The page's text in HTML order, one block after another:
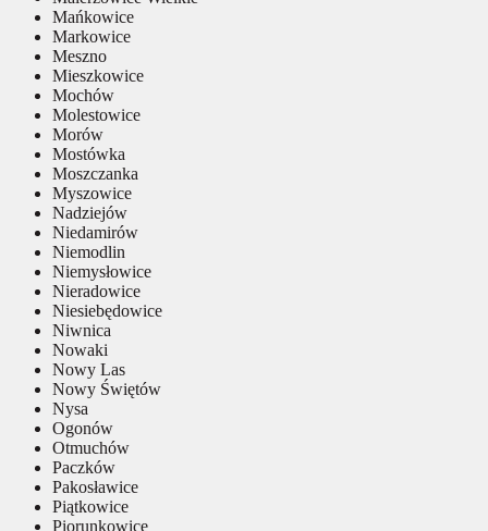
Mańkowice
Markowice
Meszno
Mieszkowice
Mochów
Molestowice
Morów
Mostówka
Moszczanka
Myszowice
Nadziejów
Niedamirów
Niemodlin
Niemysłowice
Nieradowice
Niesiebędowice
Niwnica
Nowaki
Nowy Las
Nowy Świętów
Nysa
Ogonów
Otmuchów
Paczków
Pakosławice
Piątkowice
Piorunkowice